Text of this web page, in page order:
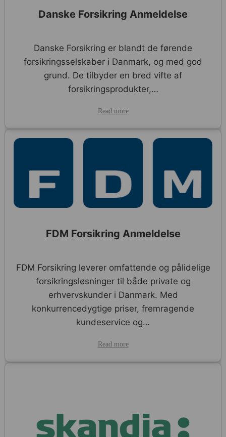
Danske Forsikring Anmeldelse
Danske Forsikring er blandt de førende
forsikringsselskaber i Danmark, og med god
grund. De tilbyder en bred vifte af
forsikringsprodukter,…
Read more
FDM Forsikring Anmeldelse
FDM Forsikring leverer omfattende og pålidelige
forsikringsløsninger til både private og
erhvervskunder i Danmark. Med
konkurrencedygtige priser, fremragende
kundeservice og…
Read more